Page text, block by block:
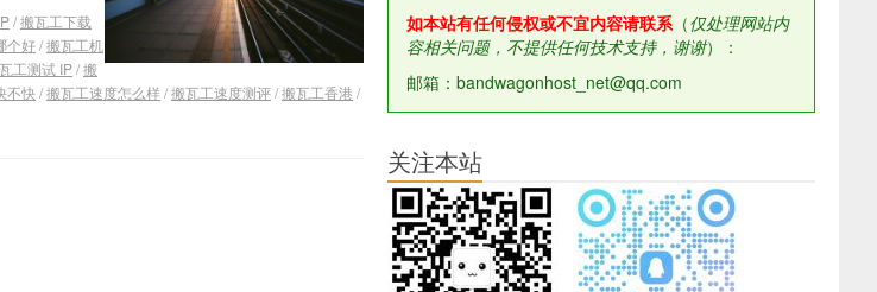
/搬瓦工下载
个好/搬瓦工机
工测试 IP/搬
不快/搬瓦工速度怎么样/搬瓦工速度测评/搬瓦工香港 /
如本站有任何侵权或不宜内容请联系（仅处理网站内
容相关问题，不提供任何技术支持，谢谢）：
邮箱：bandwagonhost_net@qq.com
关注本站